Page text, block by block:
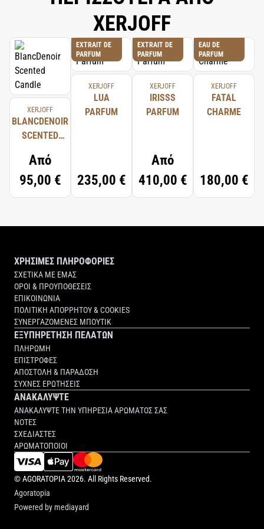
XERJOFF
XERJOFF
BLANCDENOIR
SCENTED
Από
95,00 €
EXTRAIT DE
PARFUM
XERJOFF
LUA
PARFUM
235,00 €
EXTRAIT DE
PARFUM
XERJOFF
IRISSS
PARFUM
Από
410,00 €
EAU DE
PARFUM
XERJOFF
FATAL
CHARME
180,00 €
ΧΡΗΣΙΜΕΣ ΠΛΗΡΟΦΟΡΙΕΣ
ΣΧΕΤΙΚΑ ΜΕ ΕΜΑΣ
ΟΡΟΙ & ΠΡΟΥΠΟΘΕΣΕΙΣ
ΕΠΙΚΟΙΝΩΝΙΑ
ΠΟΛΙΤΙΚΗ ΑΠΟΡΡΗΤΟΥ & COOKIES
ΣΥΝΕΡΓΑΖΟΜΕΝΕΣ ΜΠΟΥΤΙΚ
ΕΞΥΠΗΡΕΤΗΣΗ ΠΕΛΑΤΩΝ
ΠΛΗΡΩΜΗ
ΕΠΙΣΤΡΟΦΕΣ
ΑΠΟΣΤΟΛΗ & ΠΑΡΑΔΟΣΗ
ΣΥΧΝΕΣ ΕΡΩΤΗΣΕΙΣ
ΑΝΑΚΑΛΥΨΤΕ
ΑΝΑΚΑΛΥΨΤΕ ΤΗΝ ΥΠΗΡΕΣΙΑ ΑΡΩΜΑΤΟΣ ΣΑΣ
ΝΟΤΕΣ
ΣΧΕΔΙΑΣΤΕΣ
ΑΡΩΜΑΤΟΠΟΙΟΙ
©AGORATOPIA2026. All Rights Reserved.
Agoratopia
Powered by mediayard